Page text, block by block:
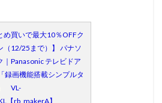
め買いで最大10％OFFク
（12/25まで）】 パナソ
｜Panasonic テレビドア
録画機能搭載シンプルタ
VL-
【rb_makerA】